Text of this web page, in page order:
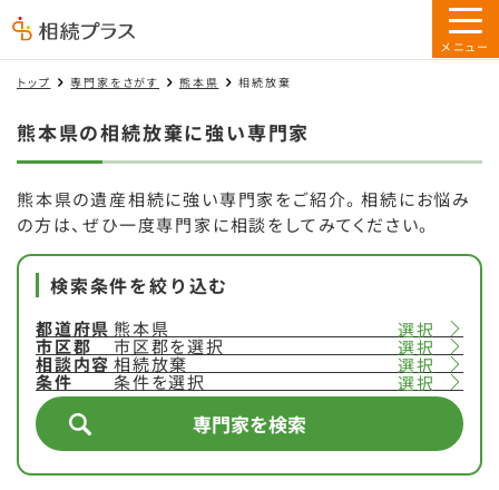
トップ 専門家をさがす 熊本県 相続放棄
熊本県の相続放棄に強い専門家
熊本県の遺産相続に強い専門家をご紹介。相続にお悩み
の方は、ぜひ一度専門家に相談をしてみてください。
検索条件を絞り込む
都道府県 熊本県 選択
市区郡 市区郡を選択 選択
相談内容 相続放棄 選択
条件 条件を選択 選択
専門家を検索